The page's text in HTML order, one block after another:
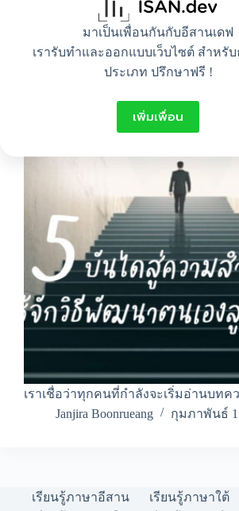
มาเป็นเพื่อนกันกับอีสานเดฟ
เรารับทำและออกแบบเว็บไซต์ สำหรั
ประเภท ปรึกษาฟรี !
เพิ่มเพื่อน
5 บันไดสู่ความสำเร็จ รู้จักวิธีพัฒนาตัวเอ
หมาย
เราเชื่อว่าทุกคนที่กำลังจะเริ่มอ่านบทค
Janjira Boonrueang
กุมภาพันธ์
เรียนรู้ภาษาอีสาน
เรียนรู้ภาษาใต้